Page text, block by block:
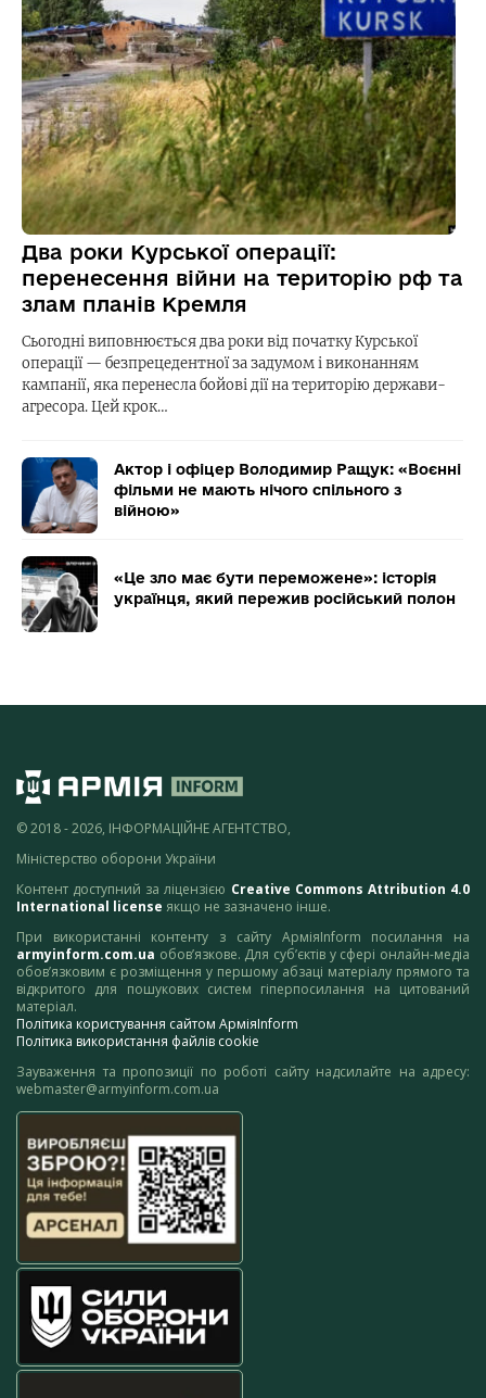
Два роки Курської операції:
перенесення війни на територію рф та
злам планів Кремля
Сьогодні виповнюється два роки від початку Курської
операції — безпрецедентної за задумом і виконанням
кампанії, яка перенесла бойові дії на територію держави-
агресора. Цей крок…
Актор і офіцер Володимир Ращук: «Воєнні
фільми не мають нічого спільного з
війною»
«Це зло має бути переможене»: історія
українця, який пережив російський полон
© 2018 - 2026, ІНФОРМАЦІЙНЕ АГЕНТСТВО,
Міністерство оборони України
Контент доступний за ліцензією Creative Commons Attribution 4.0
International license якщо не зазначено інше.
При використанні контенту з сайту АрміяInform посилання на
armyinform.com.ua обов’язкове. Для суб’єктів у сфері онлайн-медіа
обов’язковим є розміщення у першому абзаці матеріалу прямого та
відкритого для пошукових систем гіперпосилання на цитований
матеріал.
Політика користування сайтом АрміяInform
Політика використання файлів cookie
Зауваження та пропозиції по роботі сайту надсилайте на адресу:
webmaster@armyinform.com.ua